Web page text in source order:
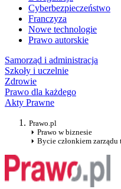
Cyberbezpieczeństwo
Franczyza
Nowe technologie
Prawo autorskie
Samorząd i administracja
Szkoły i uczelnie
Zdrowie
Prawo dla każdego
Akty Prawne
Prawo.pl
Prawo w biznesie
Bycie członkiem